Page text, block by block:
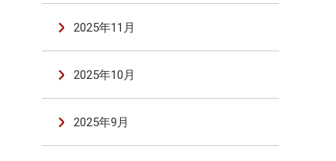
2025年11月
2025年10月
2025年9月